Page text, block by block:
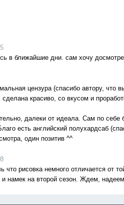
в ближайшие дни. сам хочу
цензура (спасибо автору, что
красиво, со вкусом и
далеки от идеала. Сам по себе
есть английский полухардсаб
один позитив ^^
что рисовка немного отличается от
намек на второй сезон. Ждем,